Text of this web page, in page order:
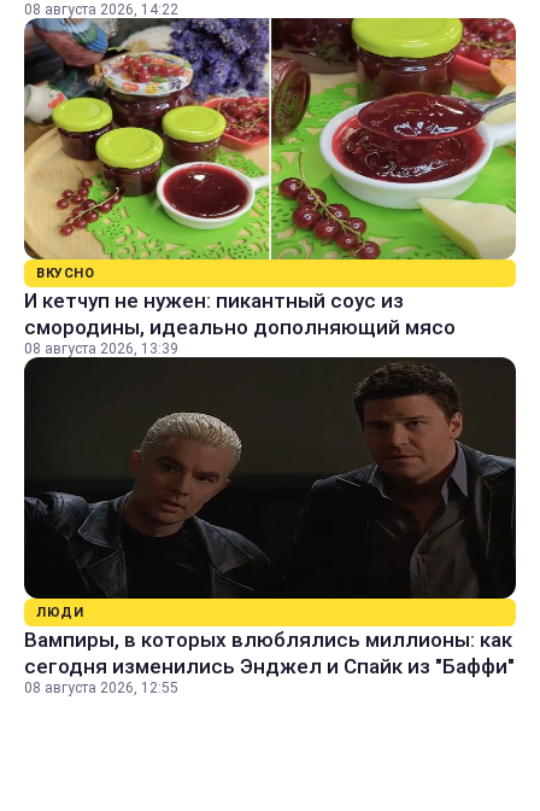
08 августа 2026, 14:22
ВКУСНО
И кетчуп не нужен: пикантный соус из
смородины, идеально дополняющий мясо
08 августа 2026, 13:39
ЛЮДИ
Вампиры, в которых влюблялись миллионы: как
сегодня изменились Энджел и Спайк из "Баффи"
08 августа 2026, 12:55